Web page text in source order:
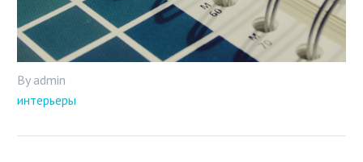
By admin
интерьеры